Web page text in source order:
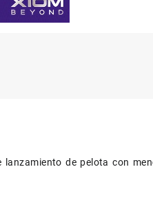
de pelota con